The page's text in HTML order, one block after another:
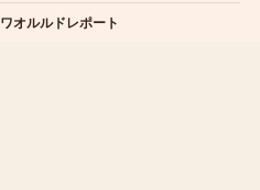
オルルドレポート